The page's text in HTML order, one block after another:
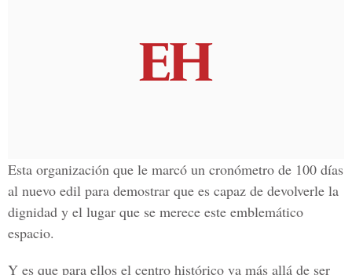
Esta organización que le marcó un cronómetro de 100 días
al nuevo edil para demostrar que es capaz de devolverle la
dignidad y el lugar que se merece este emblemático
espacio.
Y es que para ellos el centro histórico va más allá de ser